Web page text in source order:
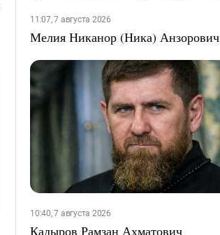
11:07, 7 августа 2026
Мелия Никанор (Ника) Анзорович
10:40, 7 августа 2026
Кадыров Рамзан Ахматович